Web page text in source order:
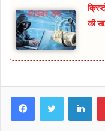
की
FacebookTwitter